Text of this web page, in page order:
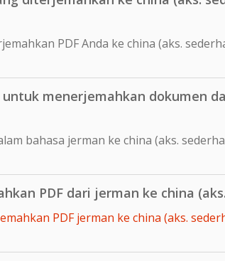
PDF Anda ke china (aks.
menerjemahkan dokumen
bahasa jerman ke china (aks.
PDF dari jerman ke china
PDF jerman ke china (aks.